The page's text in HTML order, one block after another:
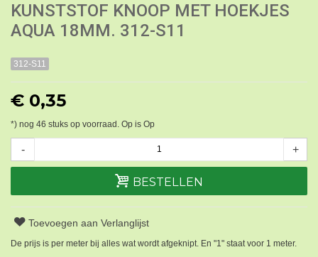
KUNSTSTOF KNOOP MET HOEKJES
AQUA 18MM. 312-S11
312-S11
€ 0,35
*) nog 46 stuks op voorraad. Op is Op
- +
BESTELLEN
Toevoegen aan Verlanglijst
De prijs is per meter bij alles wat wordt afgeknipt. En "1" staat voor 1 meter.